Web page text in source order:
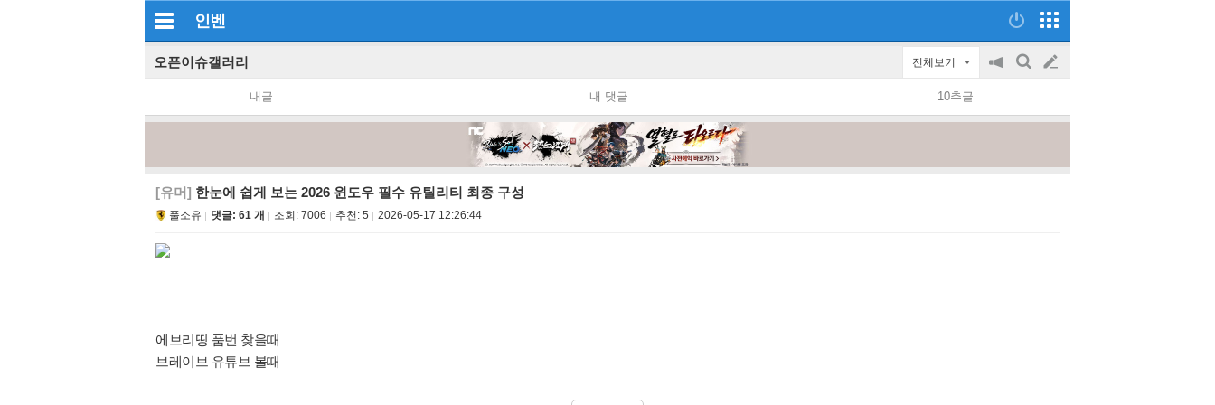
인벤
오픈이슈갤러리 전체보기
공
on/off
검
글
쓰
내글 내 댓글 10추글
[유머] 한눈에 쉽게 보는 2026 윈도우 필수 유틸리티 최종 구성
풀소유 댓글: 61 개 조회: 7006 추천: 5 2026-05-17 12:26:44
에브리띵 품번 찾을때
브레이브 유튜브 볼때